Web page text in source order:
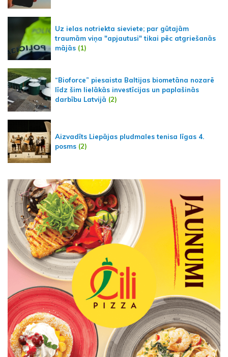
Uz ielas notriekta sieviete; par gūtajām
traumām viņa "apjautusi" tikai pēc atgriešanās
mājās (1)
“Bioforce” piesaista Baltijas biometāna nozarē
līdz šim lielākās investīcijas un paplašinās
darbību Latvijā (2)
Aizvadīts Liepājas pludmales tenisa līgas 4.
posms (2)